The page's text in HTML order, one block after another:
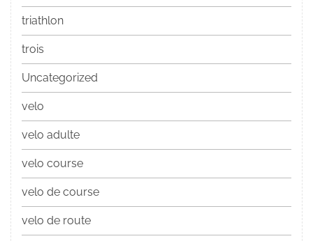
triathlon
trois
Uncategorized
velo
velo adulte
velo course
velo de course
velo de route